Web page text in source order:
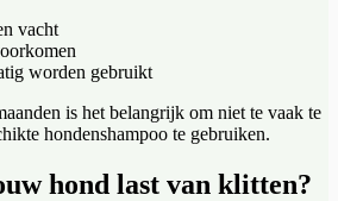
vacht
worden gebruikt
is het belangrijk om niet te vaak te
hondenshampoo te gebruiken.
hond last van klitten?